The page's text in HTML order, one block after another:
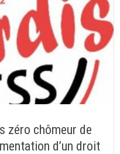
zéro chômeur de
d’un droit